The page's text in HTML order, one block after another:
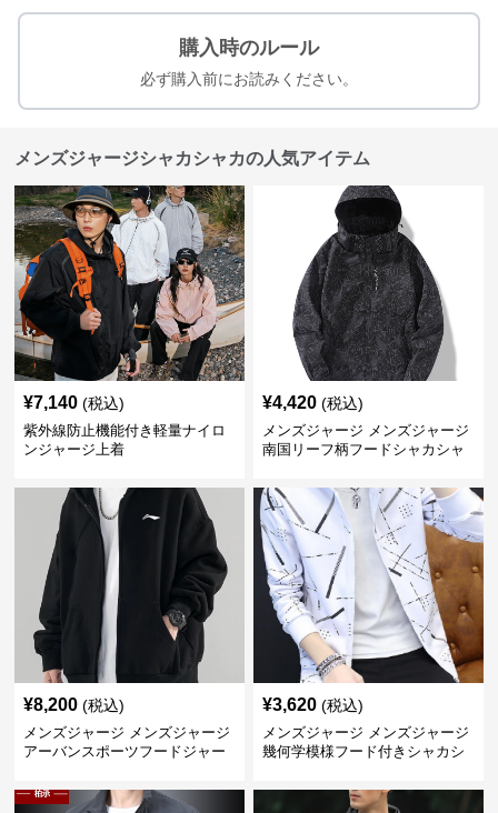
購入時のルール
必ず購入前にお読みください。
メンズジャージシャカシャカの人気アイテム
¥7,140 (税込)
紫外線防止機能付き軽量ナイロ
ンジャージ上着
¥4,420 (税込)
メンズジャージ メンズジャージ
南国リーフ柄フードシャカシャ
¥8,200 (税込)
メンズジャージ メンズジャージ
アーバンスポーツフードジャー
¥3,620 (税込)
メンズジャージ メンズジャージ
幾何学模様フード付きシャカシ